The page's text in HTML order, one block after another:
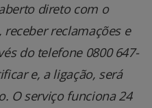
direto com o
reclamações e
do telefone 0800 647-
e, a ligação, será
O serviço funciona 24